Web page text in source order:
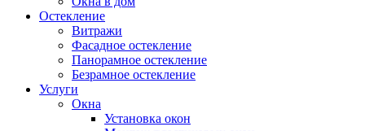
Остекление
Витражи
Фасадное остекление
Панорамное остекление
Безрамное остекление
Услуги
Окна
Установка окон